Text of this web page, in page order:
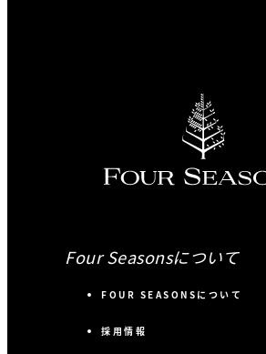
Four Seasonsについて
FOUR SEASONSについて
採用情報